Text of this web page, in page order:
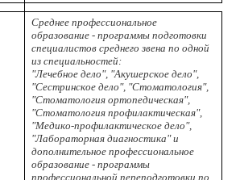
Среднее профессиональное
образование - программы подготовки
специалистов среднего звена по одной
из специальностей:
"Лечебное дело", "Акушерское дело",
"Сестринское дело", "Стоматология",
"Стоматология ортопедическая",
"Стоматология профилактическая",
"Медико-профилактическое дело",
"Лабораторная диагностика" и
дополнительное профессиональное
образование - программы
профессиональной переподготовки по